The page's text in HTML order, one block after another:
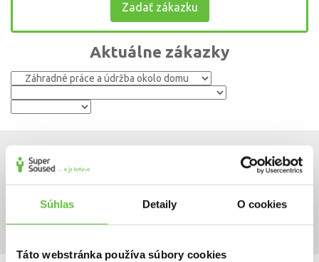
Súhlas Detaily O cookies
Táto webstránka používa súbory cookies
Zadať zákazku
Aktuálne zákazky
350,00 €
ponuky